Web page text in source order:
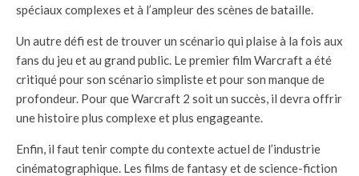
spéciaux complexes et à l’ampleur des scènes de bataille.
Un autre défi est de trouver un scénario qui plaise à la fois aux
fans du jeu et au grand public. Le premier film Warcraft a été
critiqué pour son scénario simpliste et pour son manque de
profondeur. Pour que Warcraft 2 soit un succès, il devra offrir
une histoire plus complexe et plus engageante.
Enfin, il faut tenir compte du contexte actuel de l’industrie
cinématographique. Les films de fantasy et de science-fiction